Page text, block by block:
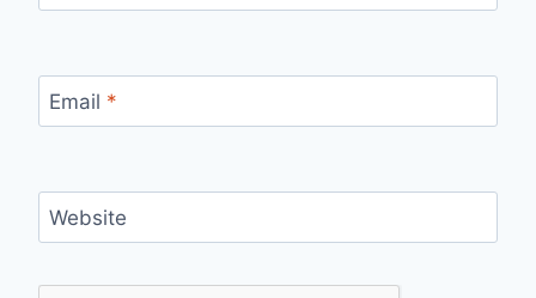
Email *
Website